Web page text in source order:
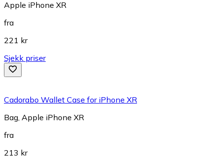
Apple iPhone XR
fra
221 kr
Sjekk priser
Cadorabo Wallet Case for iPhone XR
Bag, Apple iPhone XR
fra
213 kr